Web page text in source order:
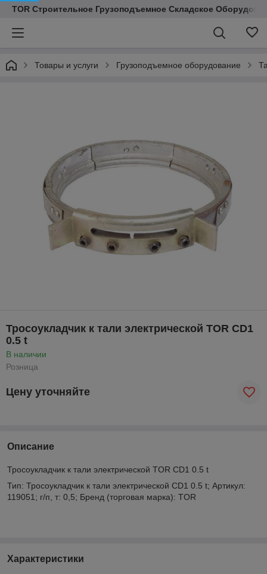
TOR Строительное Грузоподъемное Складское
Товары и услуги Грузоподъемное оборудование
Тросоукладчик к тали электрической TOR CD1
0.5 t
В наличии
Розница
Цену уточняйте
Описание
Тросоукладчик к тали электрической TOR CD1 0.5 t
Тип: Тросоукладчик к тали электрической CD1 0.5 t; Артикул:
119051; г/п, т: 0,5; Бренд (торговая марка): TOR
Характеристики